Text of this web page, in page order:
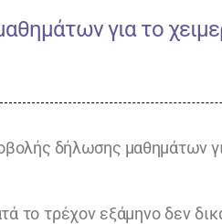
για το
δήλωσης μαθημάτων
το τρέχον εξάμηνο δεν